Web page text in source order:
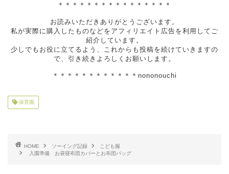
＊＊＊＊＊＊＊＊＊＊＊＊＊＊＊＊
お読みいただきありがとうございます。
私が実際に購入したものなどをアフィリエイト広告を利用してご
紹介しています。
少しでもお役に立てるよう、これからも投稿を続けていきますの
で、引き続きよろしくお願いします。
＊＊＊＊＊＊＊＊＊＊＊＊nononouchi
保育園
HOME ソーイング記録
こども服
入園準備 お昼寝布団カバーとお布団バッグ